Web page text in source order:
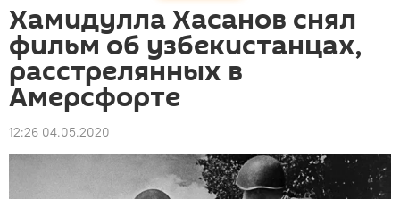
Хамидулла Хасанов снял
фильм об узбекистанцах,
расстрелянных в
Амерсфорте
12:26 04.05.2020